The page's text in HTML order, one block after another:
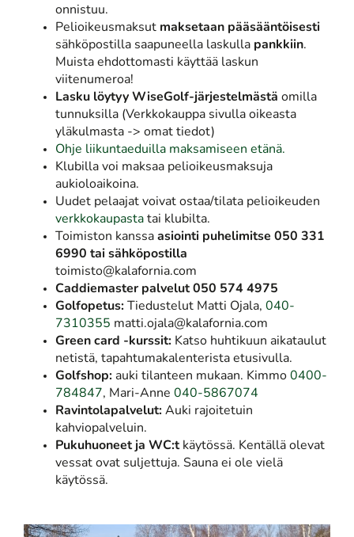
onnistuu.
Pelioikeusmaksut maksetaan pääsääntöisesti
sähköpostilla saapuneella laskulla pankkiin.
Muista ehdottomasti käyttää laskun
viitenumeroa!
Lasku löytyy WiseGolf-järjestelmästä omilla
tunnuksilla (Verkkokauppa sivulla oikeasta
yläkulmasta -> omat tiedot)
Ohje liikuntaeduilla maksamiseen etänä.
Klubilla voi maksaa pelioikeusmaksuja
aukioloaikoina.
Uudet pelaajat voivat ostaa/tilata pelioikeuden
verkkokaupasta tai klubilta.
Toimiston kanssa asiointi puhelimitse 050 331
6990 tai sähköpostilla
toimisto@kalafornia.com​​​​​​​
Caddiemaster palvelut 050 574 4975
Golfopetus: Tiedustelut Matti Ojala, 040-
7310355 matti.ojala@kalafornia.com
Green card -kurssit: Katso huhtikuun aikataulut
netistä, tapahtumakalenterista etusivulla.
Golfshop: auki tilanteen mukaan. Kimmo 0400-
784847, Mari-Anne 040-5867074
Ravintolapalvelut: Auki rajoitetuin
kahviopalveluin.
Pukuhuoneet ja WC:t käytössä. Kentällä olevat
vessat ovat suljettuja. Sauna ei ole vielä
käytössä.